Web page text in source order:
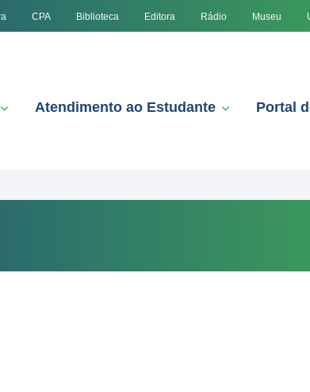
CPA Biblioteca Editora Rádio Museu
Atendimento ao Estudante Portal